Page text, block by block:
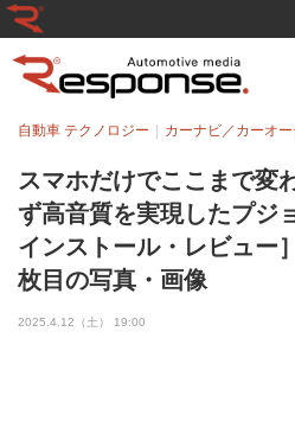
スマホだけでここまで変
ず高音質を実現したプジ
インストール・レビュー
枚目の写真・画像
自動車 テクノロジー カーナビ／カーオ
2025.4.12（土） 19:00